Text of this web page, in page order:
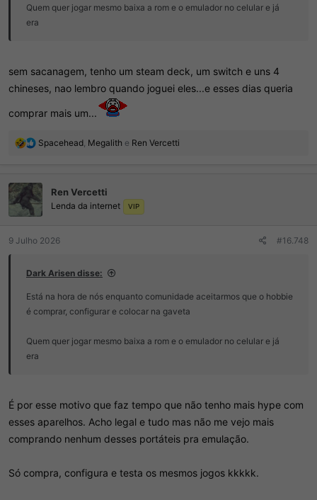
Quem quer jogar mesmo baixa a rom e o emulador no celular e já
era
sem sacanagem, tenho um steam deck, um switch e uns 4
chineses, nao lembro quando joguei eles...e esses dias queria
comprar mais um...
R
ç
õ
e
s
Spacehead, Megalith e Ren Vercetti
Ren Vercetti
Lenda da internet VIP
9 Julho 2026 #16.748
Dark Arisen disse:
Está na hora de nós enquanto comunidade aceitarmos que o hobbie
é comprar, configurar e colocar na gaveta
Quem quer jogar mesmo baixa a rom e o emulador no celular e já
era
É por esse motivo que faz tempo que não tenho mais hype com
esses aparelhos. Acho legal e tudo mas não me vejo mais
comprando nenhum desses portáteis pra emulação.
Só compra, configura e testa os mesmos jogos kkkkk.